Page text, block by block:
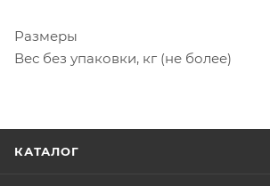
Размеры
Вес без упаковки, кг (не более)
КАТАЛОГ